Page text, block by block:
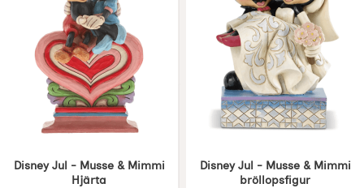
Disney Jul - Musse & Mimmi
Hjärta
Disney Jul - Musse & Mimmi
bröllopsfigur